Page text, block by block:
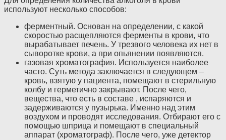
используют несколько способов:
ферментный. Основан на определении, с какой
скоростью расщепляются ферменты в крови, что
вырабатывает печень. У трезвого человека их нет в
сыворотке крови, а при опьянении появляются.
газовая хроматография. Используется наиболее
часто. Суть метода заключается в следующем ‒
кровь, взятую у пациента, помещают в стерильную
колбу и герметично закрывают. После чего,
вещества, что есть в составе , испаряются и
задерживаются у пузырька. Именно над этим
воздухом и проводят исследования. Отбирают его с
помощью шприца и помещают в специальный
аппарат (хроматограф). После чего, уже детектор